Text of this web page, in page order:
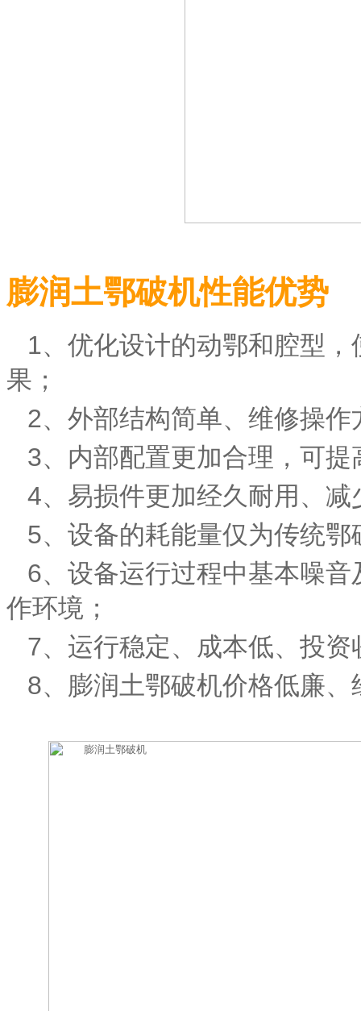
膨润土鄂破机性能优势
1、优化设计的动鄂和腔型
果；
2、外部结构简单、维修操
3、内部配置更加合理，可
4、易损件更加经久耐用、
5、设备的耗能量仅为传统
6、设备运行过程中基本噪
作环境；
7、运行稳定、成本低、投资
8、膨润土鄂破机价格低廉、